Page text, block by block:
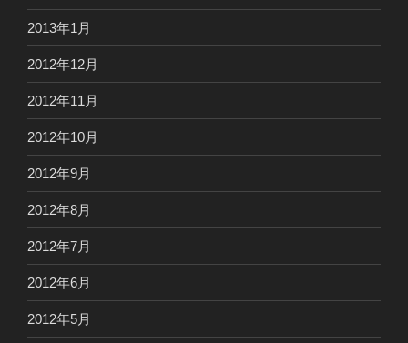
2013年1月
2012年12月
2012年11月
2012年10月
2012年9月
2012年8月
2012年7月
2012年6月
2012年5月